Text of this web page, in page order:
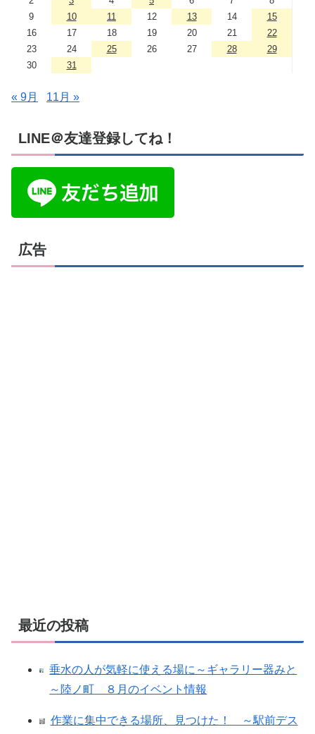
9
10 11 12 13 14
15
16
17 18 19 20 21
22
23
24 25 26 27 28
29
30
31
« 9月 11月 »
LINE＠友達登録してね！
広告
最近の投稿
垂水の人が気軽に使える場に～ギャラリー器みと
～陸ノ町 ８月のイベント情報
作業に集中できる場所、見つけた！ ～駅前デス